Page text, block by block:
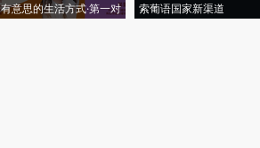
有意思的生活方式·第一对
索葡语国家新渠道